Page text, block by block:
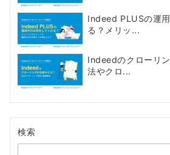
Indeed PLUSの運
る？メリッ...
Indeedのクローリ
法やクロ...
検索